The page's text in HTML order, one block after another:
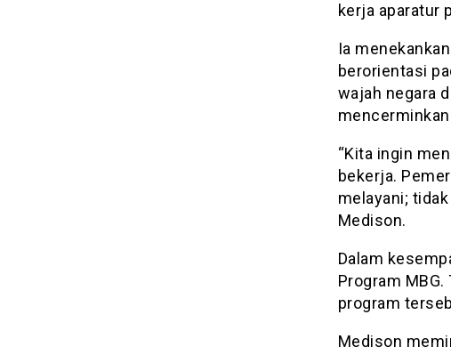
kerja aparatur
Ia
berorientasi
wajah negara
“Kita ingin
bekerja.
melayani;
Medison.
Dalam
Program
program
Medison